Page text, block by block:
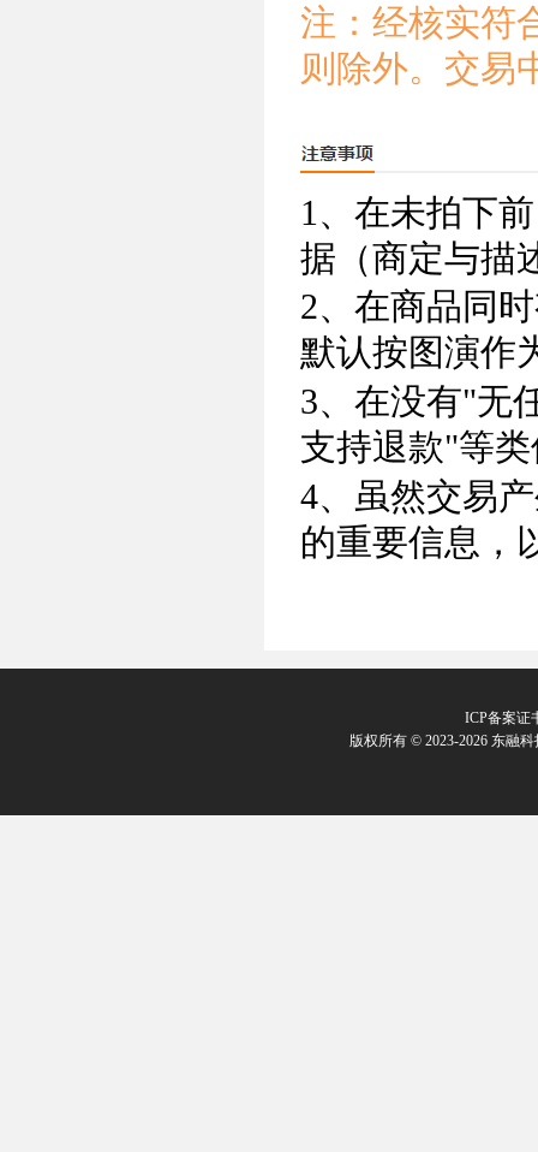
注：经核实符
则除外。交易
1、在未拍下
据（商定与描
2、在商品同
默认按图演作
3、在没有"无
支持退款"等
4、虽然交易
的重要信息，
ICP备案证
版权所有 © 2023-2026 东融